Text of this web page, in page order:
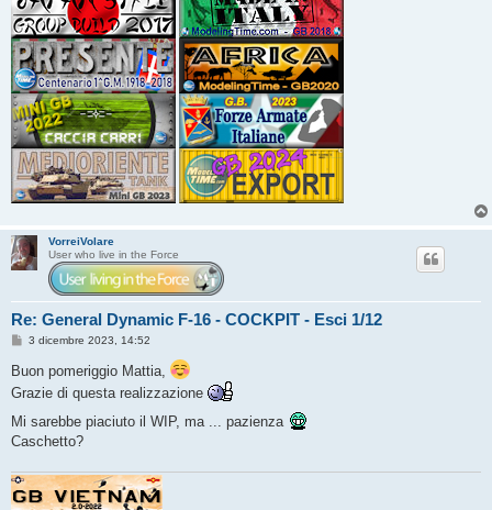
VorreiVolare
User who live in the Force
Re: General Dynamic F-16 - COCKPIT - Esci 1/12
M
s
s
a
g
o
3 dicembre 2023, 14:52
Buon pomeriggio Mattia,
Grazie di questa realizzazione
Mi sarebbe piaciuto il WIP, ma ... pazienza
Caschetto?